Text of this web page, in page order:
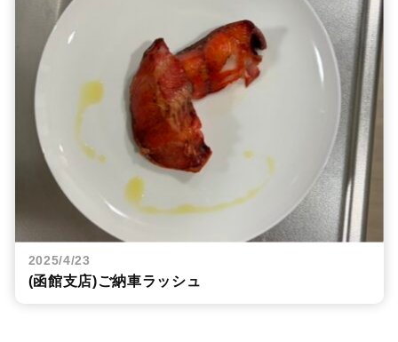
2025/4/23
(函館支店)ご納車ラッシュ